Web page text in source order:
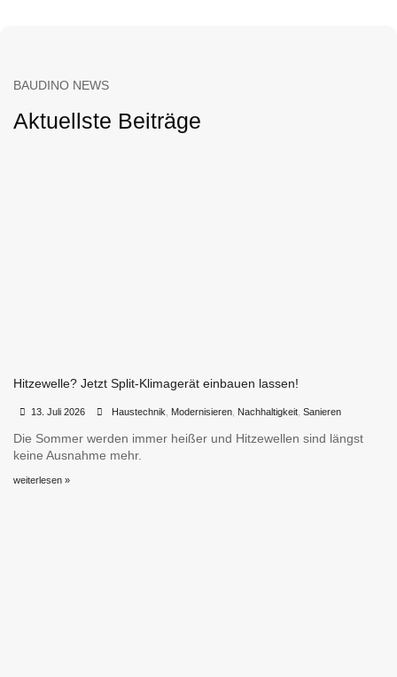
BAUDINO NEWS
Aktuellste Beiträge
Hitzewelle? Jetzt Split-Klimagerät einbauen lassen!
13. Juli 2026 Haustechnik Modernisieren, Nachhaltigkeit, Sanieren
Die Sommer werden immer heißer und Hitzewellen sind längst
keine Ausnahme mehr.
weiterlesen »